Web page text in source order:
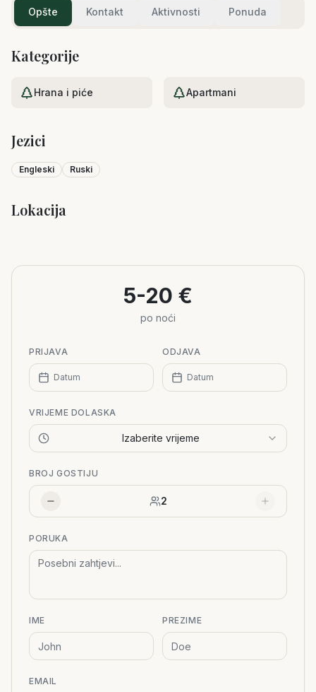
Opšte Kontakt Aktivnosti Ponuda
Kategorije
Hrana i piće Apartmani
Jezici
Engleski Ruski
Lokacija
−
5-20 €
po noći
PRIJAVA
Datum
ODJAVA
Datum
VRIJEME DOLASKA
Izaberite vrijeme
BROJ GOSTIJU
2
PORUKA
IME PREZIME
EMAIL